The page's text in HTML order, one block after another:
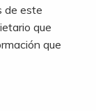
de este
que
que